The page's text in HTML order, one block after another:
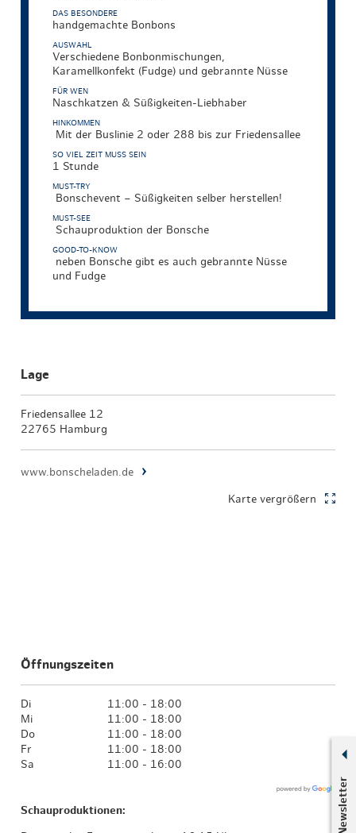
Newsletter
DAS BESONDERE
handgemachte Bonbons
AUSWAHL
Verschiedene Bonbonmischungen,
Karamellkonfekt (Fudge) und gebrannte Nüsse
FÜR WEN
Naschkatzen & Süßigkeiten-Liebhaber
HINKOMMEN
Mit der Buslinie 2 oder 288 bis zur Friedensallee
SO VIEL ZEIT MUSS SEIN
1 Stunde
MUST-TRY
Bonschevent – Süßigkeiten selber herstellen!
MUST-SEE
Schauproduktion der Bonsche
GOOD-TO-KNOW
neben Bonsche gibt es auch gebrannte Nüsse
und Fudge
Lage
Friedensallee 12
22765 Hamburg
www.bonscheladen.de
Karte vergrößern
Öffnungszeiten
Di
11:00 - 18:00
Mi
11:00 - 18:00
Do
11:00 - 18:00
Fr
11:00 - 18:00
Sa
11:00 - 16:00
Schauproduktionen: